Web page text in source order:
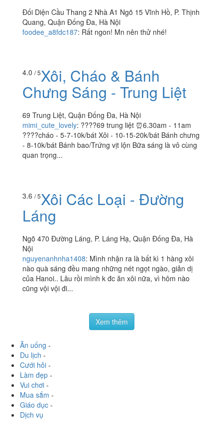
Đối Diện Cầu Thang 2 Nhà A1 Ngõ 15 Vĩnh Hồ, P. Thịnh
Quang, Quận Đống Đa, Hà Nội
foodee_a8fdc187: Rất ngon! Mn nên thử nhé!
4.0 / 5Xôi, Cháo & Bánh
Chưng Sáng - Trung Liệt
69 Trung Liệt, Quận Đống Đa, Hà Nội
mimi_cute_lovely: ????69 trung liệt ⏰6.30am - 11am
????cháo - 5-7-10k/bát Xôi - 10-15-20k/bát Bánh chưng
- 8-10k/bát Bánh bao/Trứng vịt lộn Bữa sáng là vô cùng
quan trọng...
3.6 / 5Xôi Các Loại - Đường
Láng
Ngõ 470 Đường Láng, P. Láng Hạ, Quận Đống Đa, Hà
Nội
nguyenanhnha1408: Mình nhận ra là bất kì 1 hàng xôi
nào quà sáng đều mang những nét ngọt ngào, giản dị
của Hanoi.. Lâu rồi mình k đc ăn xôi nữa, vì hôm nào
cũng vội vội đi...
Xem thêm
Ăn uống -
Du lịch -
Cưới hỏi -
Làm đẹp -
Vui chơi -
Mua sắm -
Giáo dục -
Dịch vụ